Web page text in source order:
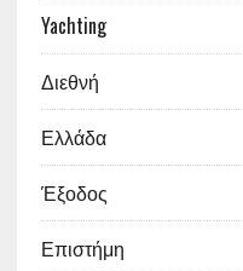
Yachting
Διεθνή
Ελλάδα
Έξοδος
Επιστήμη